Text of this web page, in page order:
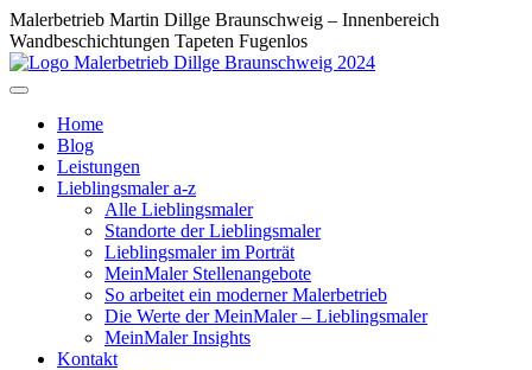
Malerbetrieb Martin Dillge Braunschweig – Innenbereich
Wandbeschichtungen Tapeten Fugenlos
Home
Blog
Leistungen
Lieblingsmaler a-z
Alle Lieblingsmaler
Standorte der Lieblingsmaler
Lieblingsmaler im Porträt
MeinMaler Stellenangebote
So arbeitet ein moderner Malerbetrieb
Die Werte der MeinMaler – Lieblingsmaler
MeinMaler Insights
Kontakt